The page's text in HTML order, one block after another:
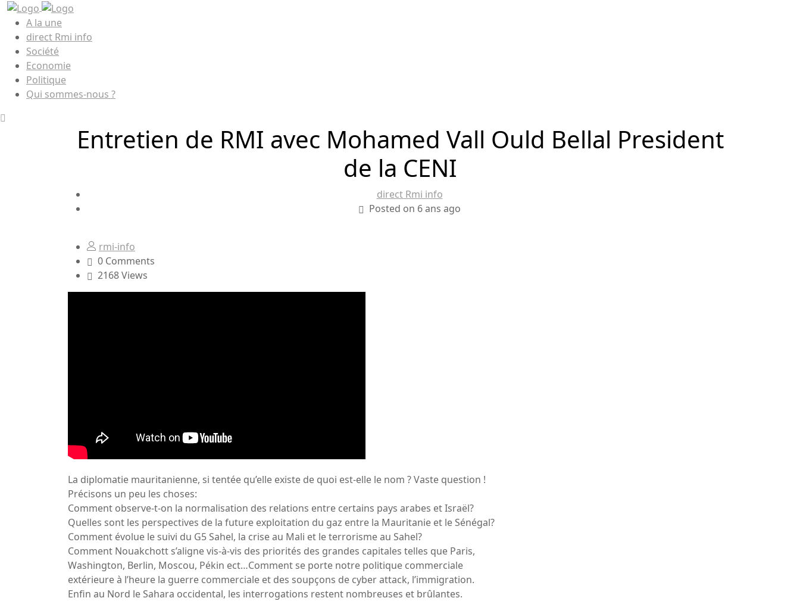
A la une
direct Rmi info
Société
Economie
Politique
Qui sommes-nous ?
Entretien de RMI avec Mohamed Vall Ould Bellal President
de la CENI
direct Rmi info
Posted on 6 ans ago
rmi-info
0 Comments
2168 Views
La diplomatie mauritanienne, si tentée qu’elle existe de quoi est-elle le nom ? Vaste question !
Précisons un peu les choses:
Comment observe-t-on la normalisation des relations entre certains pays arabes et Israël?
Quelles sont les perspectives de la future exploitation du gaz entre la Mauritanie et le Sénégal?
Comment évolue le suivi du G5 Sahel, la crise au Mali et le terrorisme au Sahel?
Comment Nouakchott s’aligne vis-à-vis des priorités des grandes capitales telles que Paris,
Washington, Berlin, Moscou, Pékin ect…Comment se porte notre politique commerciale
extérieure à l’heure la guerre commerciale et des soupçons de cyber attack, l’immigration.
Enfin au Nord le Sahara occidental, les interrogations restent nombreuses et brûlantes.